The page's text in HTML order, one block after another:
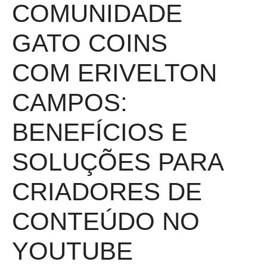
COMUNIDADE
GATO COINS
COM ERIVELTON
CAMPOS:
BENEFÍCIOS E
SOLUÇÕES PARA
CRIADORES DE
CONTEÚDO NO
YOUTUBE